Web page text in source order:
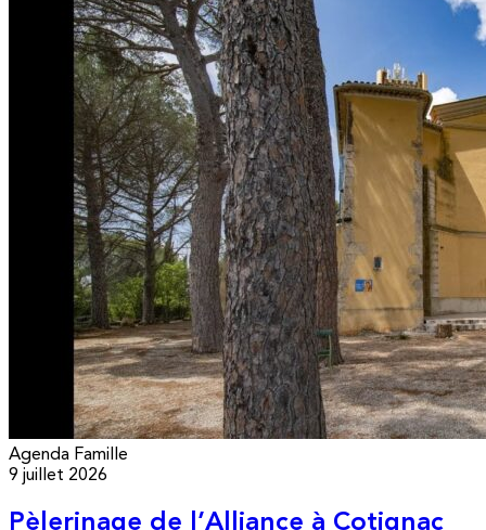
Agenda Famille
9 juillet 2026
Pèlerinage de l’Alliance à Cotignac